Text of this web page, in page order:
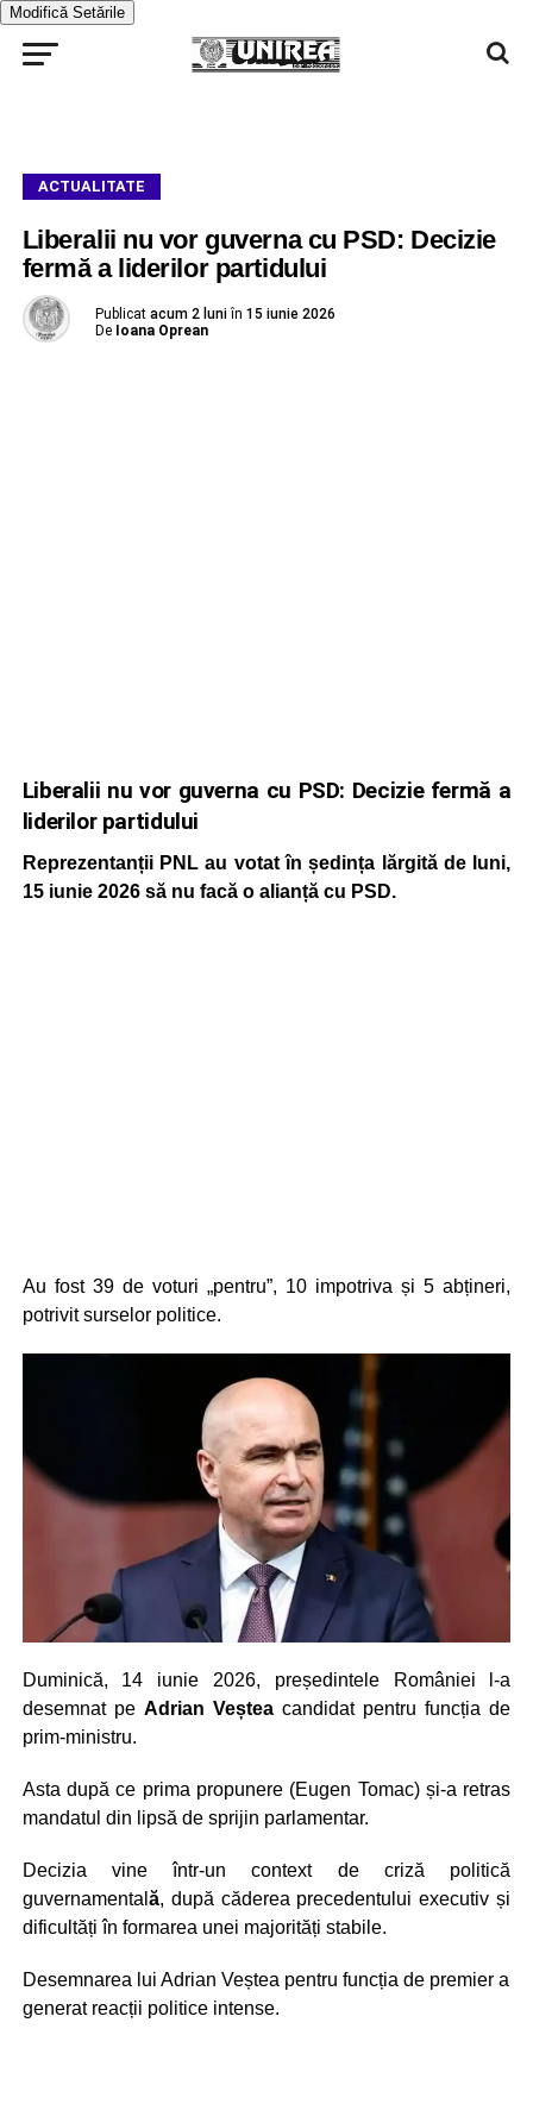
Modifică Setările
ACTUALITATE
Liberalii nu vor guverna cu PSD: Decizie
fermă a liderilor partidului
Publicat acum 2 luni în 15 iunie 2026
De Ioana Oprean
Liberalii nu vor guverna cu PSD: Decizie fermă a
liderilor partidului
Reprezentanții PNL au votat în ședința lărgită de luni,
15 iunie 2026 să nu facă o alianță cu PSD.
Au fost 39 de voturi „pentru”, 10 impotriva și 5 abțineri,
potrivit surselor politice.
Duminică, 14 iunie 2026, președintele României l-a
desemnat pe Adrian Veșteacandidat pentru funcția de
prim-ministru.
Asta după ce prima propunere (Eugen Tomac) și-a retras
mandatul din lipsă de sprijin parlamentar.
Decizia vine într-un context de criză politică
guvernamental ă, după căderea precedentului executiv și
dificultăți în formarea unei majorități stabile.
Desemnarea lui Adrian Veștea pentru funcția de premier a
generat reacții politice intense.